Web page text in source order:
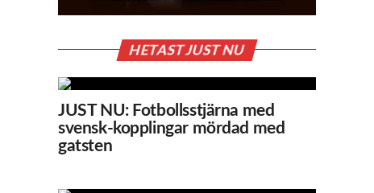
HETAST JUST NU
JUST NU: Fotbollsstjärna med
svensk-kopplingar mördad med
gatsten